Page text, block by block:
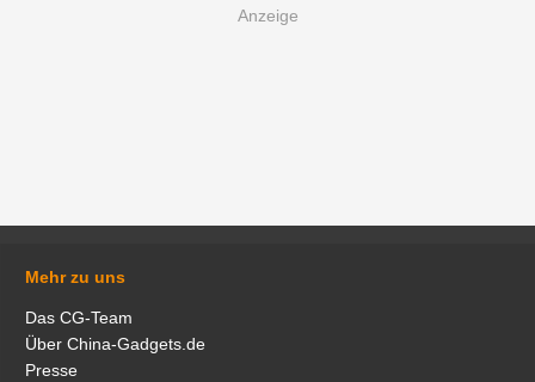
Mehr zu uns
Das CG-Team
Über China-Gadgets.de
Presse